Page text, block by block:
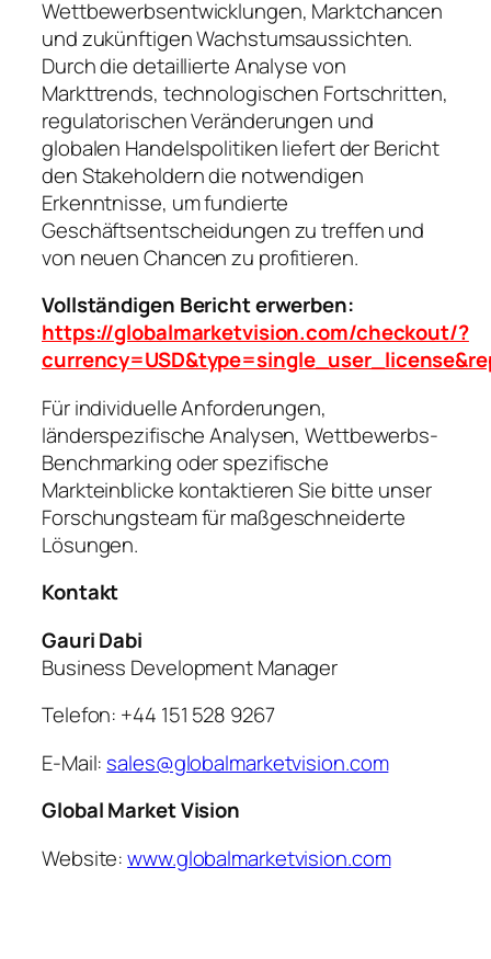
Wettbewerbsentwicklungen, Marktchancen
und zukünftigen Wachstumsaussichten.
Durch die detaillierte Analyse von
Markttrends, technologischen Fortschritten,
regulatorischen Veränderungen und
globalen Handelspolitiken liefert der Bericht
den Stakeholdern die notwendigen
Erkenntnisse, um fundierte
Geschäftsentscheidungen zu treffen und
von neuen Chancen zu profitieren.
Vollständigen Bericht erwerben:
https://globalmarketvision.com/checkout/?
Für individuelle Anforderungen,
länderspezifische Analysen, Wettbewerbs-
Benchmarking oder spezifische
Markteinblicke kontaktieren Sie bitte unser
Forschungsteam für maßgeschneiderte
Lösungen.
Kontakt
Gauri Dabi
Business Development Manager
Telefon: +44 151 528 9267
E-Mail: sales@globalmarketvision.com
Global Market Vision
Website:www.globalmarketvision.com